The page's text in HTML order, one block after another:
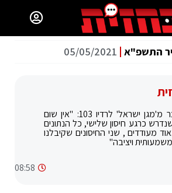
התשפ"א 05/05/2021
פרופ' רן בליצר מ'מגן ישראל' לרדיו 103: "אין שום
כרגע חיסון שלישי, כל הנתונים
מעודדים , שני החיסונים שקיבלנו
משמעותית ויציבה"
08:58